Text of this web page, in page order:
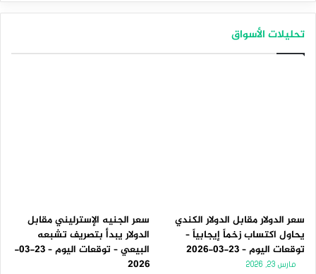
تحليلات الأسواق
سعر الدولار مقابل الدولار الكندي
يحاول اكتساب زخماً إيجابياً –
توقعات اليوم – 23-03-2026
مارس 23, 2026
سعر الجنيه الإسترليني مقابل
الدولار يبدأ بتصريف تشبعه
البيعي – توقعات اليوم – 23-03-
2026